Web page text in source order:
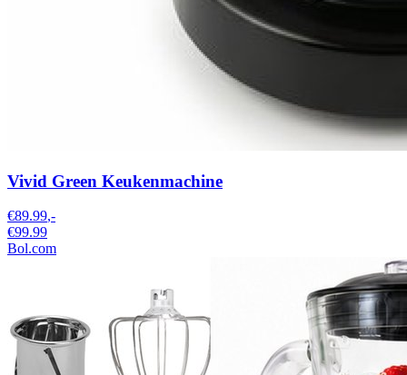
Vivid Green Keukenmachine
€89.99,-
€99.99
Bol.com